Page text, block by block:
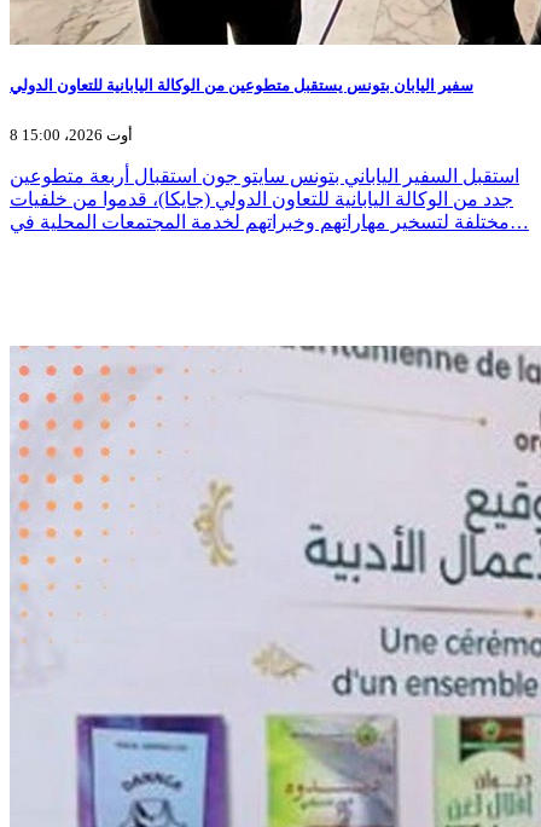
سفير اليابان بتونس يستقبل متطوعين من الوكالة اليابانية للتعاون الدولي
8 أوت 2026، 15:00
استقبل السفير الياباني بتونس سايتو جون استقبال أربعة متطوعين
جدد من الوكالة اليابانية للتعاون الدولي (جايكا)، قدموا من خلفيات
مختلفة لتسخير مهاراتهم وخبراتهم لخدمة المجتمعات المحلية في…